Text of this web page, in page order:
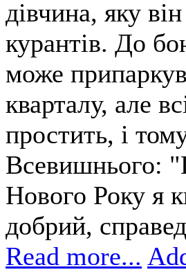
дівчина, яку
курантів. До
може
кварталу, але
простить, і
Всевишнього:
Нового Року я
добрий,
Read more...